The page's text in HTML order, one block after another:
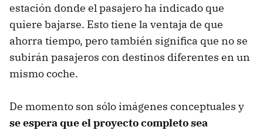
estación donde el pasajero ha indicado que
quiere bajarse. Esto tiene la ventaja de que
ahorra tiempo, pero también significa que no se
subirán pasajeros con destinos diferentes en un
mismo coche.
De momento son sólo imágenes conceptuales y
se espera que el proyecto completo sea